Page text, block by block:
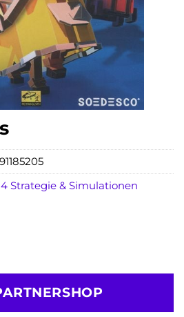
Strategie & Simulationen